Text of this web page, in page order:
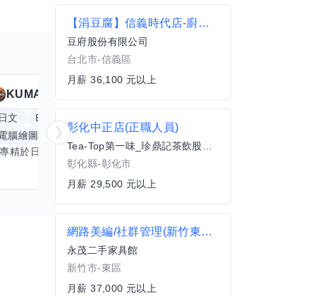
KUMA
文 Excel
腦繪圖
手繪 影像剪輯與後製
我專精於日文語言及文書處理軟體，尤其擅長Excel與Word的高效運用，具備穩健的專業技能。近期希望拓展英文溝通能力，進而深入遊戲設計與動畫製作領域。期盼透過技能交流，共同成長，彼此激盪出創新思維，提升專業價值。若您在相關領域有心得，樂於互惠分享，誠摯邀請一同探索更多可能。
【涓豆腐】信義時代店-廚務專員
豆府股份有限公司
台北市-信義區
月薪 36,100 元以上
彰化中正店(正職人員)
Tea-Top第一味_珍鼎記茶飲股份有限公司
彰化縣-彰化市
月薪 29,500 元以上
網路美編/社群管理(新竹東區 起薪37000)起
永茂二手家具館
新竹市-東區
月薪 37,000 元以上